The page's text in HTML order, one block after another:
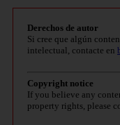
Derechos de autor
Si cree que algún
intelectual, contacte en
Copyright notice
If you believe any
property rights, please